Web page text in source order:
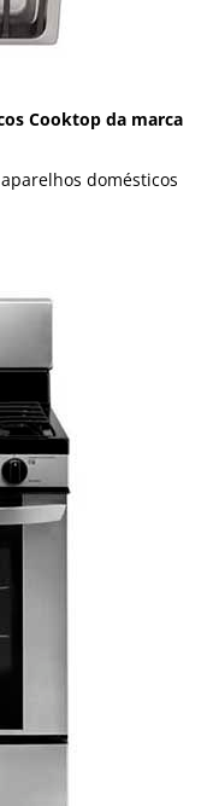
Cooktop da marca
domésticos